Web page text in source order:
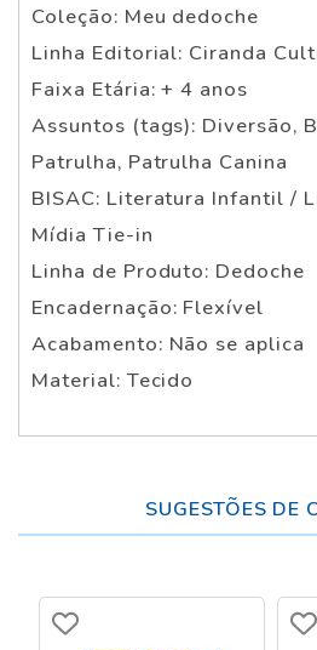
Coleção: Meu dedoche
Linha Editorial: Ciranda
Faixa Etária: + 4 anos
Assuntos (tags): Diversão,
Patrulha, Patrulha Canina
BISAC: Literatura Infantil /
Mídia Tie-in
Linha de Produto: Dedoche
Encadernação: Flexível
Acabamento: Não se aplica
Material: Tecido
SUGESTÕES DE